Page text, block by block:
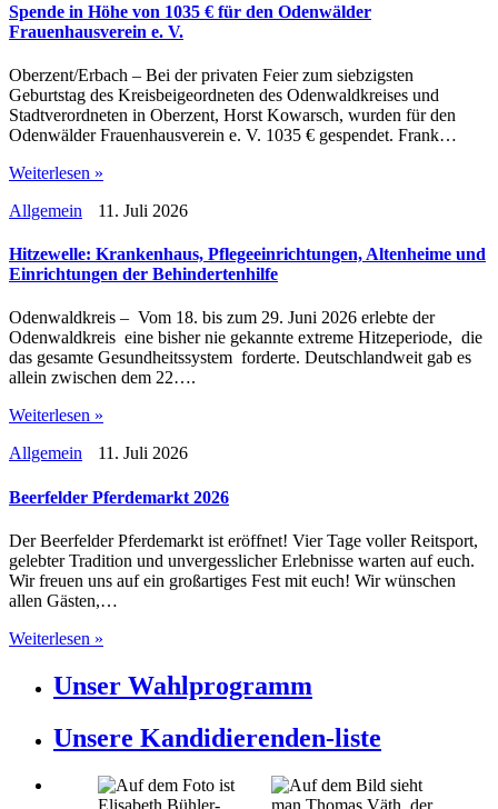
Spende in Höhe von 1035 € für den Odenwälder
Frauenhausverein e. V.
Oberzent/Erbach – Bei der privaten Feier zum siebzigsten
Geburtstag des Kreisbeigeordneten des Odenwaldkreises und
Stadtverordneten in Oberzent, Horst Kowarsch, wurden für den
Odenwälder Frauenhausverein e. V. 1035 € gespendet. Frank…
Weiterlesen »
Allgemein
11. Juli 2026
Hitzewelle: Krankenhaus, Pflegeeinrichtungen, Altenheime und
Einrichtungen der Behindertenhilfe
Odenwaldkreis – Vom 18. bis zum 29. Juni 2026 erlebte der
Odenwaldkreis eine bisher nie gekannte extreme Hitzeperiode, die
das gesamte Gesundheitssystem forderte. Deutschlandweit gab es
allein zwischen dem 22….
Weiterlesen »
Allgemein
11. Juli 2026
Beerfelder Pferdemarkt 2026
Der Beerfelder Pferdemarkt ist eröffnet! Vier Tage voller Reitsport,
gelebter Tradition und unvergesslicher Erlebnisse warten auf euch.
Wir freuen uns auf ein großartiges Fest mit euch! Wir wünschen
allen Gästen,…
Weiterlesen »
Unser Wahlprogramm
Unsere Kandidierenden-liste